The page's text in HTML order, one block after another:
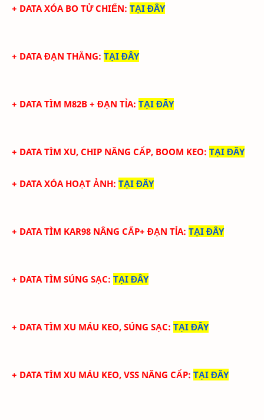
+ DATA XÓA BO TỬ CHIẾN: TẠI ĐÂY
+ DATA ĐẠN THẲNG: TẠI ĐÂY
+ DATA TÌM M82B + ĐẠN TỈA: TẠI ĐÂY
+ DATA TÌM XU, CHIP NÂNG CẤP, BOOM KEO: TẠI ĐÂY
+ DATA XÓA HOẠT ẢNH: TẠI ĐÂY
+ DATA TÌM KAR98 NÂNG CẤP+ ĐẠN TỈA: TẠI ĐÂY
+ DATA TÌM SÚNG SẠC: TẠI ĐÂY
+ DATA TÌM XU MÁU KEO, SÚNG SẠC: TẠI ĐÂY
+ DATA TÌM XU MÁU KEO, VSS NÂNG CẤP: TẠI ĐÂY